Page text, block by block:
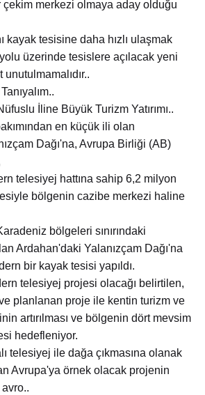
merkezi olmaya aday olduğu
kayak tesisine daha hızlı ulaşmak
üzerinde tesislere açılacak yeni
İline Büyük Turizm Yatırımı..
en küçük ili olan
Dağı'na, Avrupa Birliği (AB)
telesiyej hattına sahip 6,2 milyon
bölgenin cazibe merkezi haline
bölgeleri sınırındaki
Ardahan'daki Yalanızçam Dağı'na
bir kayak tesisi yapıldı.
telesiyej projesi olacağı belirtilen,
planlanan proje ile kentin turizm ve
artırılması ve bölgenin dört mevsim
hedefleniyor.
telesiyej ile dağa çıkmasına olanak
Avrupa'ya örnek olacak projenin